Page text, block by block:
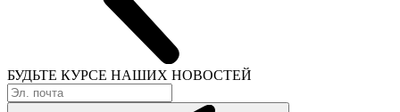
БУДЬТЕ КУРСЕ НАШИХ НОВОСТЕЙ